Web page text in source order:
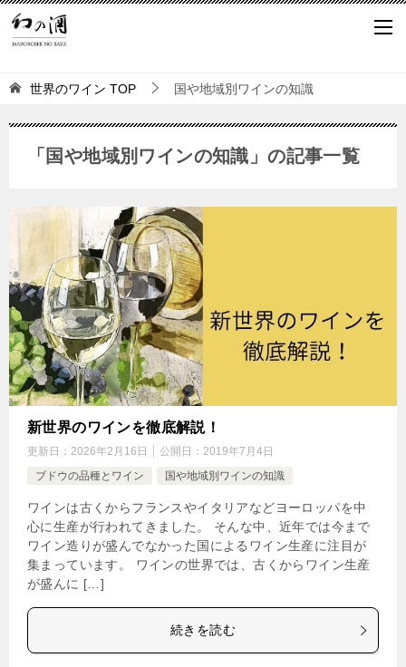
世界のワイン TOP 国や地域別ワインの知識
「国や地域別ワインの知識」の記事一覧
新世界のワインを徹底解説！
更新日： 2026年2月16日 公開日： 2019年7月4日
ブドウの品種とワイン
国や地域別ワインの知識
ワインは古くからフランスやイタリアなどヨーロッパを中
心に生産が行われてきました。 そんな中、近年では今まで
ワイン造りが盛んでなかった国によるワイン生産に注目が
集まっています。 ワインの世界では、古くからワイン生産
が盛んに […]
続きを読む